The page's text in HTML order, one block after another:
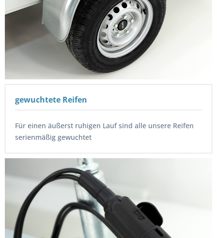
gewuchtete Reifen
Für einen äußerst ruhigen Lauf sind alle unsere Reifen
serienmäßig gewuchtet